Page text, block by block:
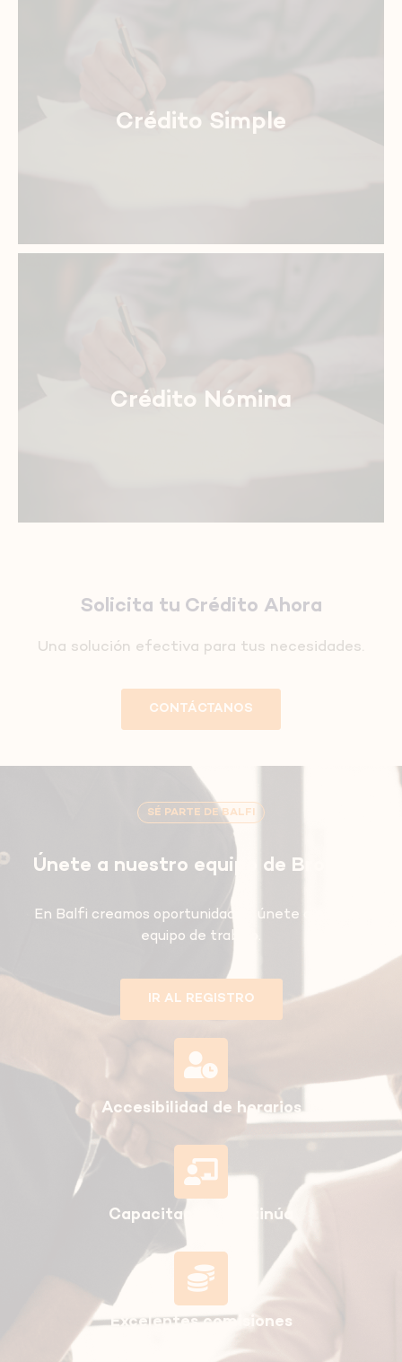
Crédito Simple
Crédito Nómina
Solicita tu Crédito Ahora
Una solución efectiva para tus necesidades.
CONTÁCTANOS
SÉ PARTE DE BALFI
Únete a nuestro equipo de Brokers.
En Balfi creamos oportunidades, únete a nuestro
equipo de trabajo.
IR AL REGISTRO
Accesibilidad de horarios
Capacitación continúa
Excelentes comisiones